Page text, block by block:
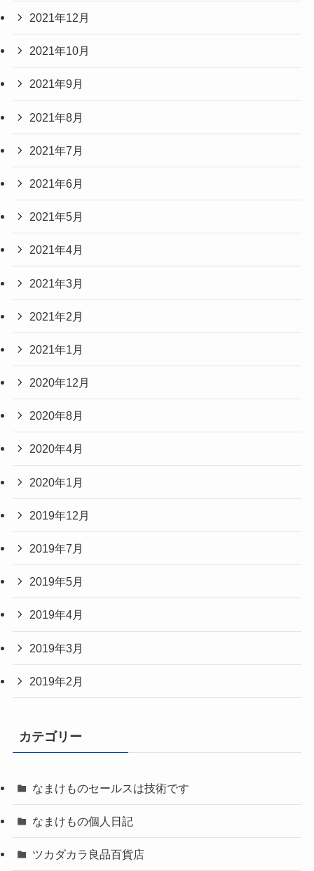
2021年12月
2021年10月
2021年9月
2021年8月
2021年7月
2021年6月
2021年5月
2021年4月
2021年3月
2021年2月
2021年1月
2020年12月
2020年8月
2020年4月
2020年1月
2019年12月
2019年7月
2019年5月
2019年4月
2019年3月
2019年2月
カテゴリー
なまけものセールスは技術です
なまけもの個人日記
ツカダカラ良品百貨店